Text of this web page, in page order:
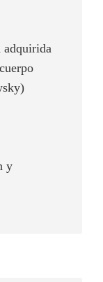
adquirida
y